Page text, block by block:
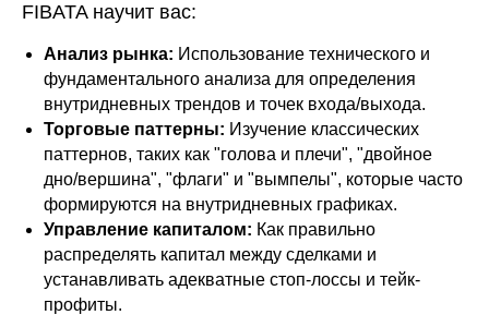
FIBATA научит вас:
Анализ рынка: Использование технического и
фундаментального анализа для определения
внутридневных трендов и точек входа/выхода.
Торговые паттерны: Изучение классических
паттернов, таких как "голова и плечи", "двойное
дно/вершина", "флаги" и "вымпелы", которые часто
формируются на внутридневных графиках.
Управление капиталом: Как правильно
распределять капитал между сделками и
устанавливать адекватные стоп-лоссы и тейк-
профиты.